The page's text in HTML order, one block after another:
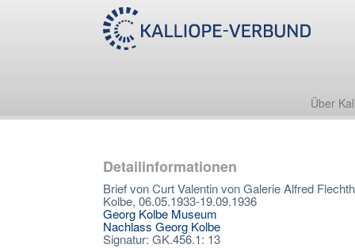
Über
Detailinformationen
Brief von Curt Valentin von Galerie Alfred
Kolbe, 06.05.1933-19.09.1936
Georg Kolbe Museum
Nachlass Georg Kolbe
Signatur: GK.456.1: 13